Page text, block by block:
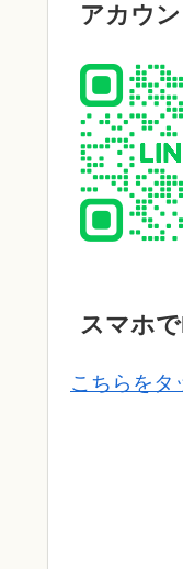
アカウン
スマホ
こちらをタ